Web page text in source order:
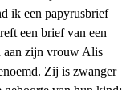
ik een papyrusbrief
een brief van een
aan zijn vrouw Alis
Zij is zwanger